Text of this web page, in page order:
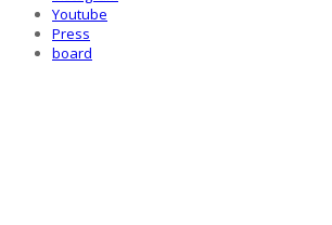
Youtube
Press
board